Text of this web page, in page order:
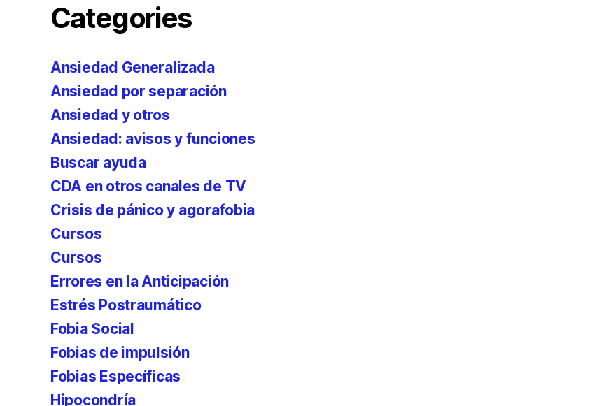
Categories
Ansiedad Generalizada
Ansiedad por separación
Ansiedad y otros
Ansiedad: avisos y funciones
Buscar ayuda
CDA en otros canales de TV
Crisis de pánico y agorafobia
Cursos
Cursos
Errores en la Anticipación
Estrés Postraumático
Fobia Social
Fobias de impulsión
Fobias Específicas
Hipocondría